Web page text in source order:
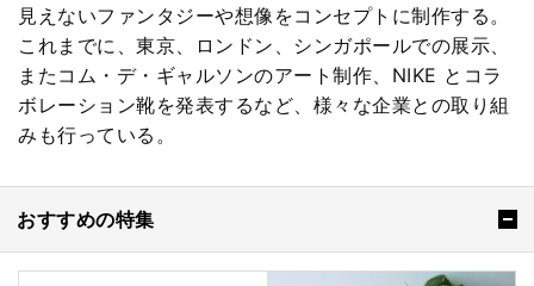
見えないファンタジーや想像をコンセプトに制作する。
これまでに、東京、ロンドン、シンガポールでの展示、
またコム・デ・ギャルソンのアート制作、NIKE とコラ
ボレーション靴を発表するなど、様々な企業との取り組
みも行っている。
おすすめの特集